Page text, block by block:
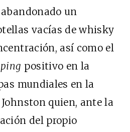
un
vacías de whisky
así como el
positivo en la
mundiales en la
quien, ante la
del propio